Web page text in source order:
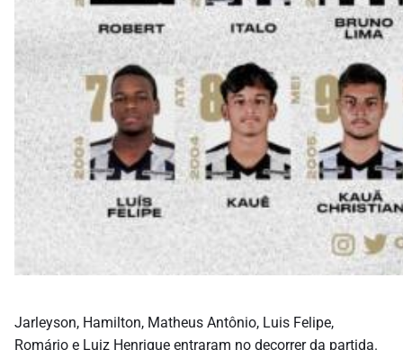
Jarleyson, Hamilton, Matheus Antônio, Luis Felipe,
Romário e Luiz Henrique entraram no decorrer da partida.